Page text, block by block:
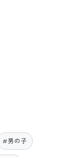
#男の子